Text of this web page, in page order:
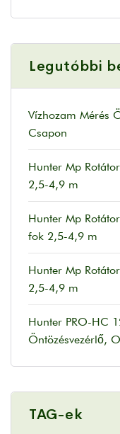
Legutóbbi
Vízhozam Mérés
Csapon
Hunter Mp
2,5-4,9 m
Hunter Mp
fok 2,5-4,9 m
Hunter Mp
2,5-4,9 m
Hunter PRO-HC
Öntözésvezérlő,
TAG-ek